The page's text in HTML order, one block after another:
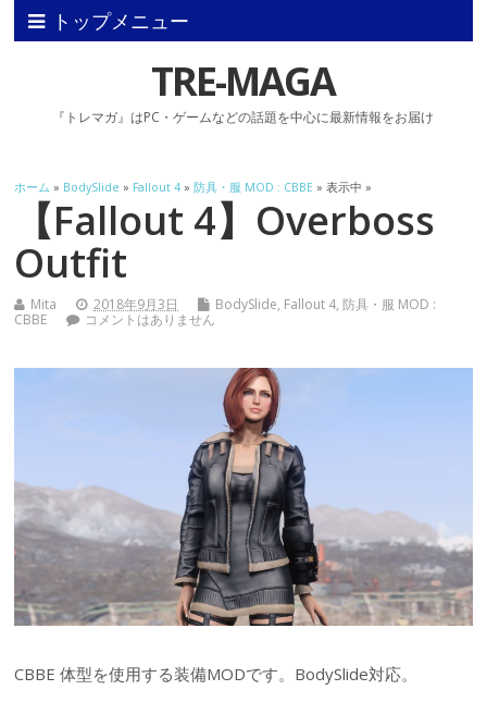
トップメニュー
TRE-MAGA
『トレマガ』はPC・ゲームなどの話題を中心に最新情報をお届け
ホーム » BodySlide » Fallout 4 »防具・服 MOD : CBBE » 表示中 »
【Fallout 4】Overboss
Outfit
Mita 2018年9月3日 BodySlide, Fallout 4,防具・服 MOD :
CBBE
コメントはありません
CBBE 体型を使用する装備MODです。BodySlide対応。